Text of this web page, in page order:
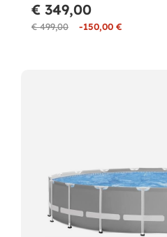
€ 499,00 -150,00 €
€ 349,00